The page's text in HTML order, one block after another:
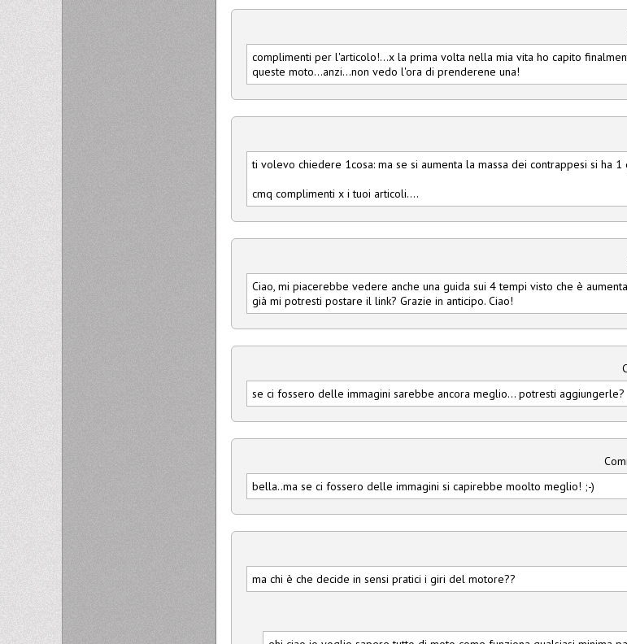
complimenti per l'articolo!...x la prima volta nella mia vita ho capito
queste moto...anzi...non vedo l'ora di prenderene una!
ti volevo chiedere 1cosa: ma se si aumenta la massa dei contrappesi si ha 1
cmq complimenti x i tuoi articoli....
Ciao, mi piacerebbe vedere anche una guida sui 4 tempi visto che è
già mi potresti postare il link? Grazie in anticipo. Ciao!
se ci fossero delle immagini sarebbe ancora meglio... potresti aggiungerle?
bella..ma se ci fossero delle immagini si capirebbe moolto meglio! ;-)
ma chi è che decide in sensi pratici i giri del motore??